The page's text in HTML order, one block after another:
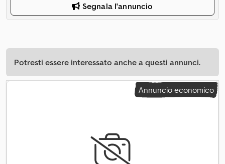
Segnala l'annuncio
Potresti essere interessato anche a questi annunci.
Annuncio economico